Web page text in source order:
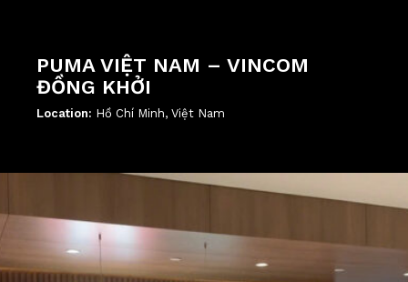
PUMA VIỆT NAM – VINCOM
ĐỒNG KHỞI
Location: Hồ Chí Minh, Việt Nam